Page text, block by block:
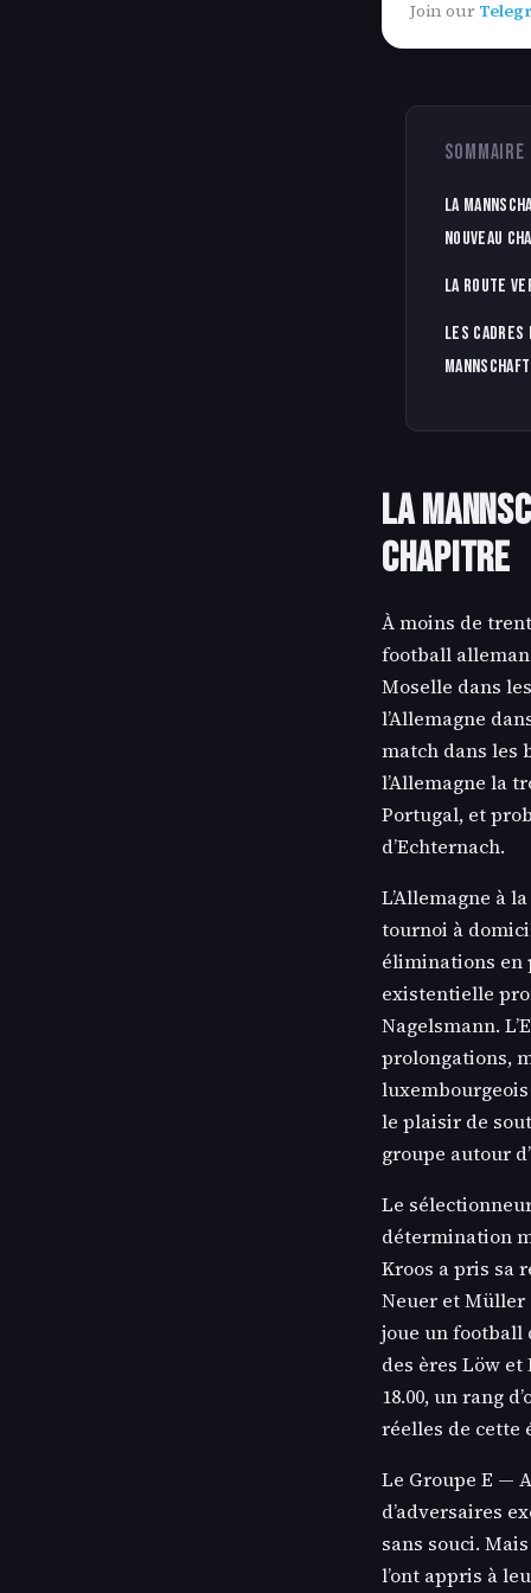
Join our
SOMMAIRE
La
nouveau
La route
Les
Mannschaft
La
chapitre
À moins de
football
Moselle dans
l’Allemagne
match dans les
l’Allemagne la
Portugal, et
d’Echternach.
L’Allemagne à
tournoi à
éliminations en
existentielle
Nagelsmann.
prolongations,
le plaisir de
groupe autour
Le
détermination
Kroos a pris sa
Neuer et Müller
joue un football
des ères Löw
18.00, un rang
réelles de cette
Le Groupe E —
d’adversaires
sans souci.
l’ont appris à